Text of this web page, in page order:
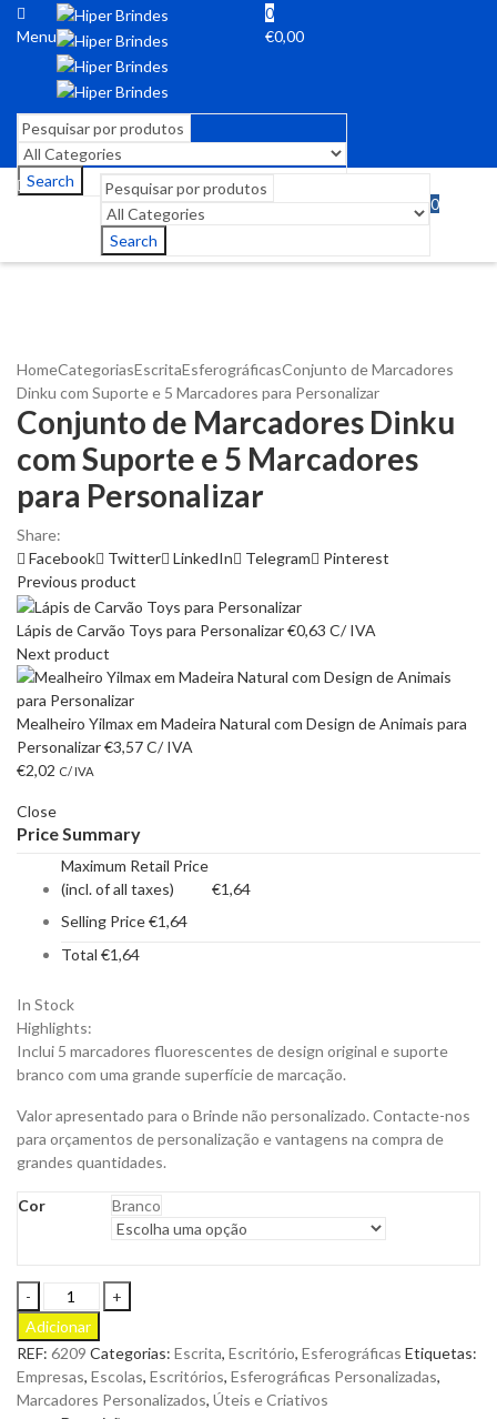
Menu
0
€0,00
Search
Search
0
HomeCategoriasEscritaEsferográficasConjunto de Marcadores
Dinku com Suporte e 5 Marcadores para Personalizar
Conjunto de Marcadores Dinku
com Suporte e 5 Marcadores
para Personalizar
Share:
Facebook
Twitter LinkedIn Telegram
Pinterest
Previous product
Lápis de Carvão Toys para Personalizar€0,63 C/ IVA
Next product
Mealheiro Yilmax em Madeira Natural com Design de Animais para
Personalizar€3,57C/ IVA
€2,02 C/ IVA
Close
Price Summary
Maximum Retail Price
(incl. of all taxes)
€1,64
Selling Price€1,64
Total €1,64
In Stock
Highlights:
Inclui 5 marcadores fluorescentes de design original e suporte
branco com uma grande superfície de marcação.
Valor apresentado para o Brinde não personalizado. Contacte-nos
para orçamentos de personalização e vantagens na compra de
grandes quantidades.
Cor Branco
Conjunto
de
Marcadores
Dinku
com
Suporte
Adicionar
REF: 6209 Categorias: Escrita, Escritório, Esferográficas Etiquetas:
Empresas, Escolas, Escritórios, Esferográficas Personalizadas,
Marcadores Personalizados, Úteis e Criativos